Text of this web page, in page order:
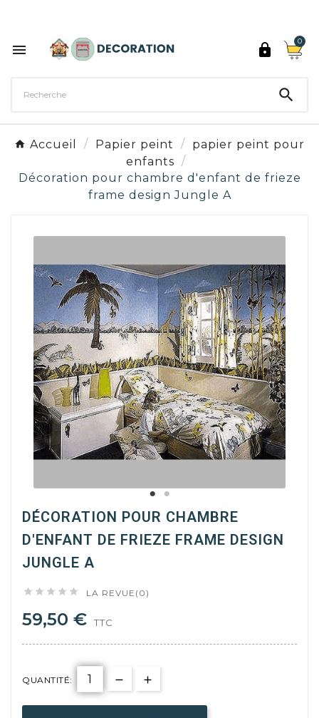
 
0

Accueil Papier peint
papier peint pour
enfants
Décoration pour chambre d'enfant de frieze
frame design Jungle A
DÉCORATION POUR CHAMBRE
D'ENFANT DE FRIEZE FRAME DESIGN
JUNGLE A
     LA REVUE(0)
59,50 € TTC
QUANTITÉ: